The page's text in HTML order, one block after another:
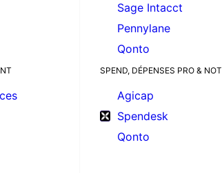
Sage Intacct
Pennylane
Qonto
SPEND, DÉPENSES PRO &
Agicap
Spendesk
Qonto